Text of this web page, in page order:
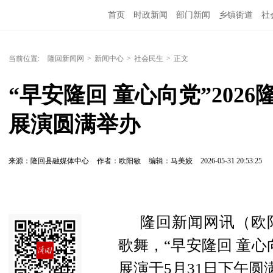
首页 时政新闻 部门新闻 乡镇街道 社
当前位置: 隆回新闻网 > 新闻中心 > 社会民生 > 正文
“早安隆回 童心向党”2026
展演圆满举办
来源：隆回县融媒体中心 作者：欧阳敏 编辑：马美姣 2026-05-31 20:53:25
隆回新闻网讯（
歌舞，“早安隆回 童
展演于5月31日下午圆